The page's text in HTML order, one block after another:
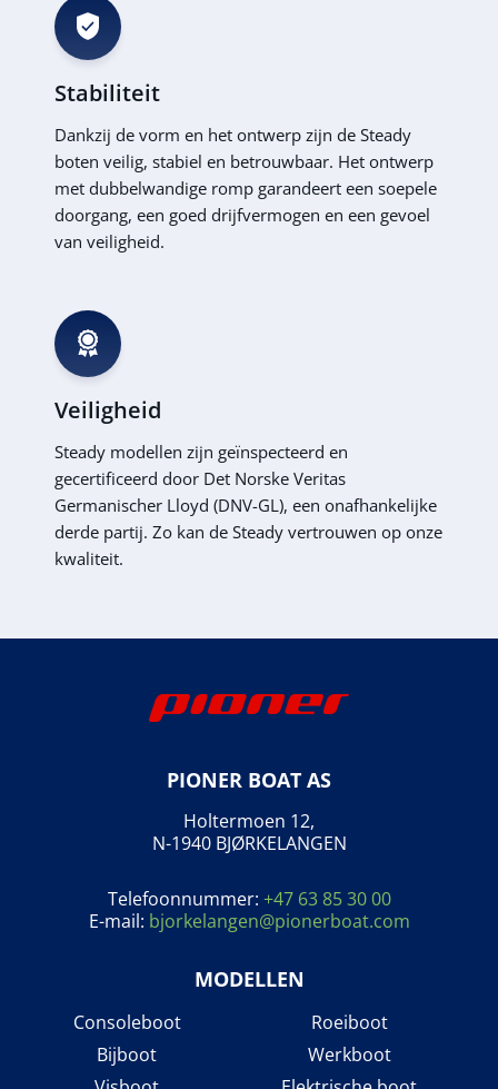
Stabiliteit
Dankzij de vorm en het ontwerp zijn de Steady
boten veilig, stabiel en betrouwbaar. Het ontwerp
met dubbelwandige romp garandeert een soepele
doorgang, een goed drijfvermogen en een gevoel
van veiligheid.
Veiligheid
Steady modellen zijn geïnspecteerd en
gecertificeerd door Det Norske Veritas
Germanischer Lloyd (DNV-GL), een onafhankelijke
derde partij. Zo kan de Steady vertrouwen op onze
kwaliteit.
PIONER BOAT AS
Holtermoen 12,
N-1940 BJØRKELANGEN
Telefoonnummer: +47 63 85 30 00
E-mail: bjorkelangen@pionerboat.com
MODELLEN
Consoleboot
Bijboot
Roeiboot
Werkboot